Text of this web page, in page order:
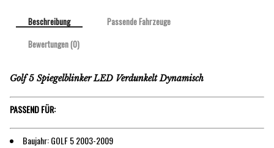
Beschreibung
Passende Fahrzeuge
Bewertungen (0)
Golf 5 Spiegelblinker LED Verdunkelt Dynamisch
PASSEND FÜR:
Baujahr: GOLF 5 2003-2009